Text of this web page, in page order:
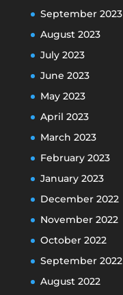
September 2023
August 2023
July 2023
June 2023
May 2023
April 2023
March 2023
February 2023
January 2023
December 2022
November 2022
October 2022
September 2022
August 2022